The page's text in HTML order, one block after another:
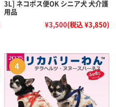
3L] ネコポス便OK シニア犬 犬介護
用品
¥3,500(税込 ¥3,850)